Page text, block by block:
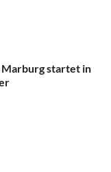
startet in